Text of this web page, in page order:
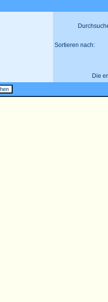
Sortieren nach:
Die